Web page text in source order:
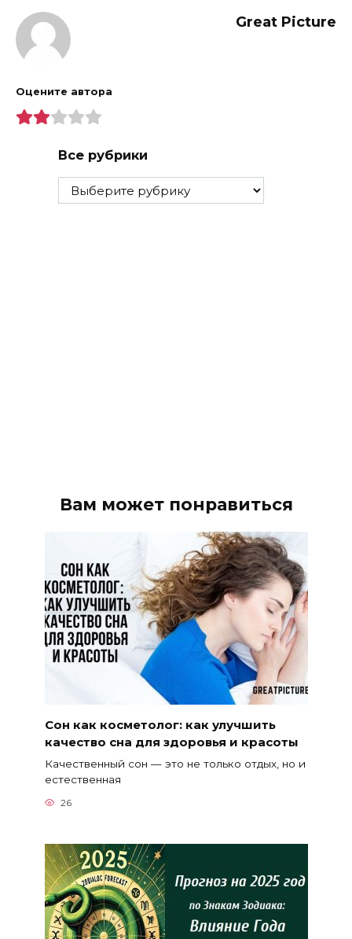
Great Picture
Оцените автора
Все рубрики
Все
рубрики
Вам может понравиться
Сон как косметолог: как улучшить
качество сна для здоровья и красоты
Качественный сон — это не только отдых, но и
естественная
26